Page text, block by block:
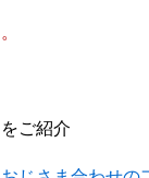
ご紹介